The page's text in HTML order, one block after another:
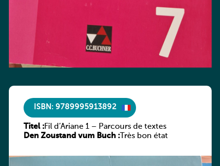
ISBN: 9789995913892
Titel :Fil d’Ariane 1 – Parcours de textes
Den Zoustand vum Buch :Très bon état